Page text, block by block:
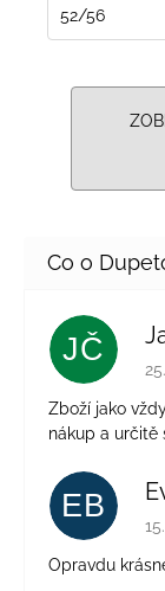
52/56
JČ
Zboží jako
nákup a určitě
EB
Opravdu